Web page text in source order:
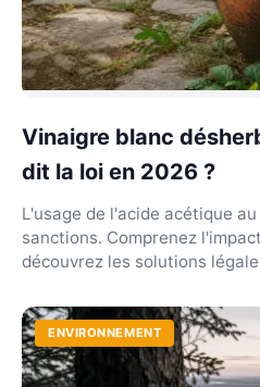
Vinaigre blanc
dit la loi en 2026 ?
L'usage de l'acide acétique
sanctions. Comprenez
découvrez les solutions
ENVIRONNEMENT